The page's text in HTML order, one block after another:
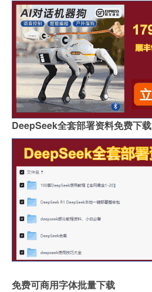
DeepSeek全套部署资料免费下载
免费可商用字体批量下载